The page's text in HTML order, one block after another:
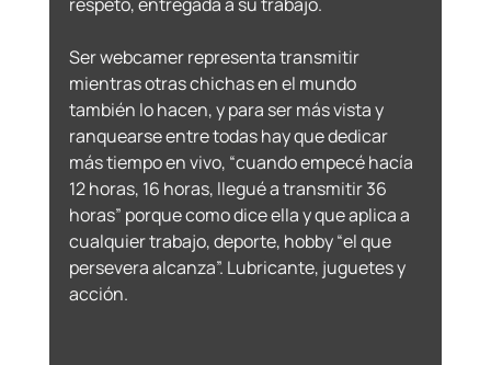
Ser webcamer representa transmitir
mientras otras chichas en el mundo
también lo hacen, y para ser más vista y
ranquearse entre todas hay que dedicar
más tiempo en vivo, “cuando empecé hacía
12 horas, 16 horas, llegué a transmitir 36
horas” porque como dice ella y que aplica a
cualquier trabajo, deporte, hobby “el que
persevera alcanza”. Lubricante, juguetes y
acción.